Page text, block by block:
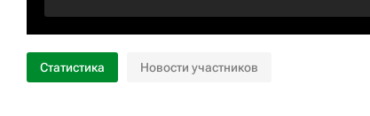
Статистика Новости участников